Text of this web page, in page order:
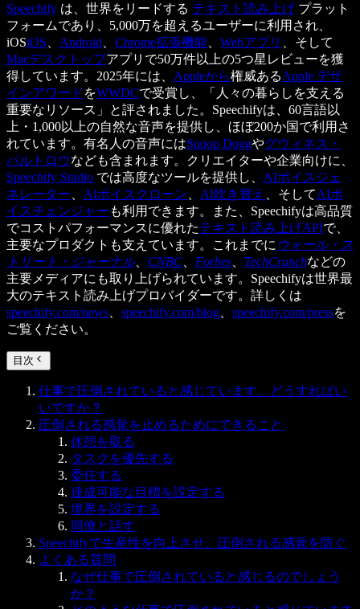
Speechify は、世界をリードする テキスト読み上げ プラット
フォームであり、5,000万を超えるユーザーに利用され、
iOSiOS Android Chrome拡張機能 Webアプリ
、そして
Macデスクトップアプリで50万件以上の5つ星レビューを獲
得しています。2025年には、 Appleから権威あるApple デザ
インアワード をWWDCで受賞し、「人々の暮らしを支える
重要なリソース」と評されました。Speechifyは、60言語以
上・1,000以上の自然な音声を提供し、ほぼ200か国で利用さ
れています。有名人の音声にはSnoop Doggやグウィネス・
パルトロウなども含まれます。クリエイターや企業向けに、
Speechify Studio では高度なツールを提供し、 AIボイスジェ
ネレーター
AIボイスクローン AI吹き替え 、そしてAIボ
イスチェンジャー も利用できます。また、Speechifyは高品質
でコストパフォーマンスに優れたテキスト読み上げAPIで、
主要なプロダクトも支えています。これまでに ウォール・ス
トリート・ジャーナル、 CNBC Forbes TechCrunchなどの
主要メディアにも取り上げられています。Speechifyは世界最
大のテキスト読み上げプロバイダーです。詳しくは
speechify.com/news
speechify.com/blog speechify.com/pressを
ご覧ください。
目次
仕事で圧倒されていると感じています。どうすればい
いですか？
圧倒される感覚を止めるためにできること
休憩を取る
タスクを優先する
委任する
達成可能な目標を設定する
境界を設定する
同僚と話す
Speechifyで生産性を向上させ、圧倒される感覚を防ぐ
よくある質問
なぜ仕事で圧倒されていると感じるのでしょう
か？